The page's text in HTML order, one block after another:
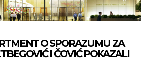
O SPORAZUMU ZA
I ČOVIĆ POKAZALI